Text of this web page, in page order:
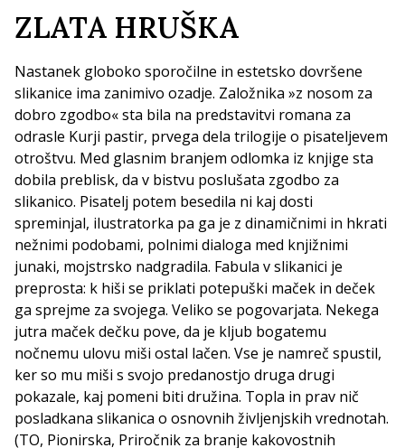
ZLATA HRUŠKA
Nastanek globoko sporočilne in estetsko dovršene
slikanice ima zanimivo ozadje. Založnika »z nosom za
dobro zgodbo« sta bila na predstavitvi romana za
odrasle Kurji pastir, prvega dela trilogije o pisateljevem
otroštvu. Med glasnim branjem odlomka iz knjige sta
dobila preblisk, da v bistvu poslušata zgodbo za
slikanico. Pisatelj potem besedila ni kaj dosti
spreminjal, ilustratorka pa ga je z dinamičnimi in hkrati
nežnimi podobami, polnimi dialoga med knjižnimi
junaki, mojstrsko nadgradila. Fabula v slikanici je
preprosta: k hiši se priklati potepuški maček in deček
ga sprejme za svojega. Veliko se pogovarjata. Nekega
jutra maček dečku pove, da je kljub bogatemu
nočnemu ulovu miši ostal lačen. Vse je namreč spustil,
ker so mu miši s svojo predanostjo druga drugi
pokazale, kaj pomeni biti družina. Topla in prav nič
posladkana slikanica o osnovnih življenjskih vrednotah.
(TO, Pionirska, Priročnik za branje kakovostnih